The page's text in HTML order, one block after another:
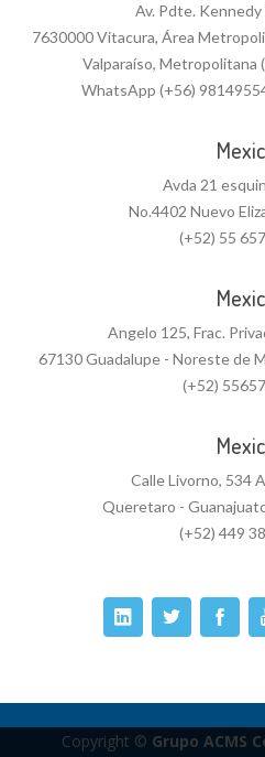
Av. Pdte. Kennedy
7630000 Vitacura, Área
Valparaíso, Metropolitana
WhatsApp (+56)
Avda 21
No.4402 Nuevo
(+52) 55
Angelo 125, Frac.
67130 Guadalupe - Noreste de
(+52)
Calle Livorno, 534
Queretaro -
(+52) 449
Copyright © Grupo ACMS